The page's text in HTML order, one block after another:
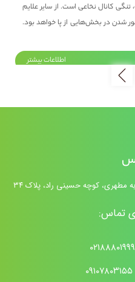
کانال نخاعی است. از سایر علایم
شدن در بخش‌هایی از پا خواهد بود.
اطلاعات بیشتر
مطهری، کوچه حسینی راد، پلاک ۳۴
تماس:
۰۲۱۸۸۸۰۱۹۹۹
۰۹۱۰۷۸۰۳۱۵۵